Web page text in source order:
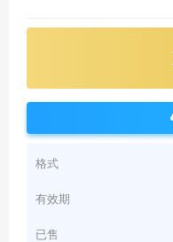
格式
有效期
已售